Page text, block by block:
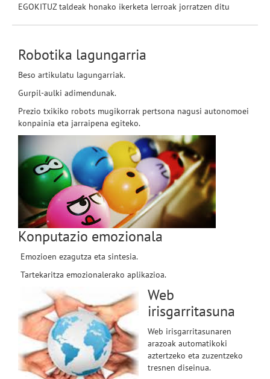
EGOKITUZ taldeak honako ikerketa lerroak jorratzen ditu
Robotika lagungarria
Beso artikulatu lagungarriak.
Gurpil-aulki adimendunak.
Prezio txikiko robots mugikorrak pertsona nagusi autonomoei
konpainia eta jarraipena egiteko.
Konputazio emozionala
Emozioen ezagutza eta sintesia.
Tartekaritza emozionalerako aplikazioa.
Web
irisgarritasuna
Web irisgarritasunaren
arazoak automatikoki
aztertzeko eta zuzentzeko
tresnen diseinua.